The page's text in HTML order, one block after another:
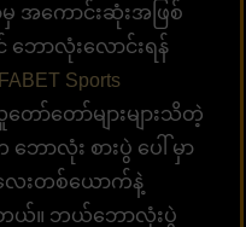
မှ အကောင်းဆုံးအဖြစ်
ောလုံးလောင်းရန်
Sports
ာ်တော်များများသိတဲ့
ောလုံး စားပွဲ ပေါ် မှာ
ေးတစ်ယောက်နဲ့
ယ်။ ဘယ်ဘောလုံးပွဲ